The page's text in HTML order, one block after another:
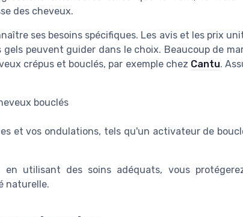
des cheveux.
ses besoins spécifiques. Les avis et les prix
peuvent guider dans le choix. Beaucoup de
crépus et bouclés, par exemple chez Cantu.
bouclés
et vos ondulations, tels qu'un activateur de
utilisant des soins adéquats, vous
naturelle.